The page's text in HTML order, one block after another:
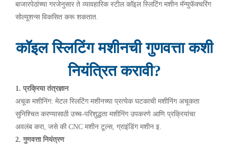
बाजारपेठांच्या गरजेनुसार ते व्यावहारिक स्टील कॉइल स्लिटिंग मशीन मॅन्युफॅक्चरिंग
सोल्यूशन्स विकसित करू शकतात.
कॉइल स्लिटिंग मशीनची गुणवत्ता कशी
नियंत्रित करावी?
1. प्रक्रिया तंत्रज्ञान
अचूक मशीनिंग: मेटल स्लिटिंग मशीनच्या प्रत्येक घटकाची मशीनिंग अचूकता
सुनिश्चित करण्यासाठी उच्च-परिशुद्धता मशीनिंग उपकरणे आणि प्रक्रियांचा
अवलंब करा, जसे की CNC मशीन टूल्स, ग्राइंडिंग मशीन इ.
2. गुणवत्ता नियंत्रण